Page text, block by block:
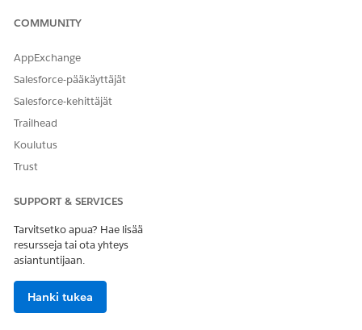
COMMUNITY
AppExchange
Salesforce-pääkäyttäjät
Salesforce-kehittäjät
Trailhead
Koulutus
Trust
SUPPORT & SERVICES
Tarvitsetko apua? Hae lisää
resursseja tai ota yhteys
asiantuntijaan.
Hanki tukea